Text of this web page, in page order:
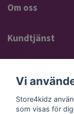
Om oss
Kundtjänst
Sociala medier
Vi
Store4kidz
som visas för